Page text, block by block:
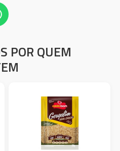
POR QUEM